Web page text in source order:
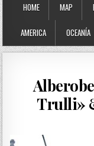
HOME
MAP
AMERICA OCEANÍA
Trulli»